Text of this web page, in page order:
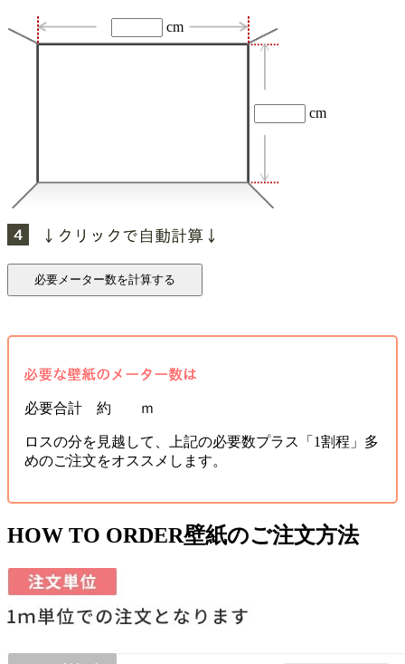
cm
cm
必要合計 約 ｍ
ロスの分を見越して、上記の必要数プラス「1割程」多
めのご注文をオススメします。
HOW TO ORDER壁紙のご注文方法